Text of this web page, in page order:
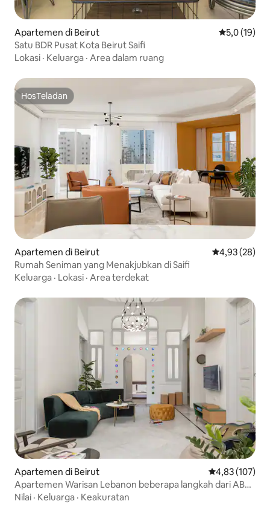
Apartemen di Beirut Nilai rata-
5,0 (19)
Satu BDR Pusat Kota Beirut Saifi
Lokasi · Keluarga · Area dalam ruang
HosTeladan
HosTeladan
Apartemen di Beirut Nilai rata-rata
4,93 (28)
Rumah Seniman yang Menakjubkan di Saifi
Keluarga · Lokasi · Area terdekat
Apartemen di Beirut Nilai rata-rata
4,83 (107)
Apartemen Warisan Lebanon beberapa langkah dari ABC
mall
Nilai · Keluarga · Keakuratan